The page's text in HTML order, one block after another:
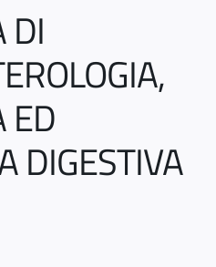
DI
ED
DIGESTIVA